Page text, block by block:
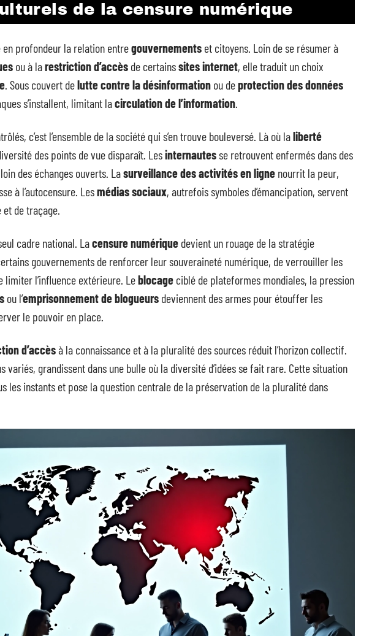
de la censure numérique
profondeur la relation entregouvernements et citoyens. Loin de se résumer à
ou à larestriction d’accès de certainssites internet, elle traduit un choix
. Sous couvert delutte contre la désinformation ou deprotection des données
s’installent, limitant lacirculation de l’information.
c’est l’ensemble de la société qui s’en trouve bouleversé. Là où laliberté
des points de vue disparaît. Lesinternautesse retrouvent enfermés dans des
des échanges ouverts. Lasurveillance des activités en ligne nourrit la peur,
à l’autocensure. Lesmédias sociaux, autrefois symboles d’émancipation, servent
et de traçage.
cadre national. Lacensure numérique devient un rouage de la stratégie
gouvernements de renforcer leur souveraineté numérique, de verrouiller les
limiter l’influence extérieure. Leblocage ciblé de plateformes mondiales, la pression
ou l’emprisonnement de blogueurs deviennent des armes pour étouffer les
le pouvoir en place.
d’accèsà la connaissance et à la pluralité des sources réduit l’horizon collectif.
variés, grandissent dans une bulle où la diversité d’idées se fait rare. Cette situation
les instants et pose la question centrale de la préservation de la pluralité dans